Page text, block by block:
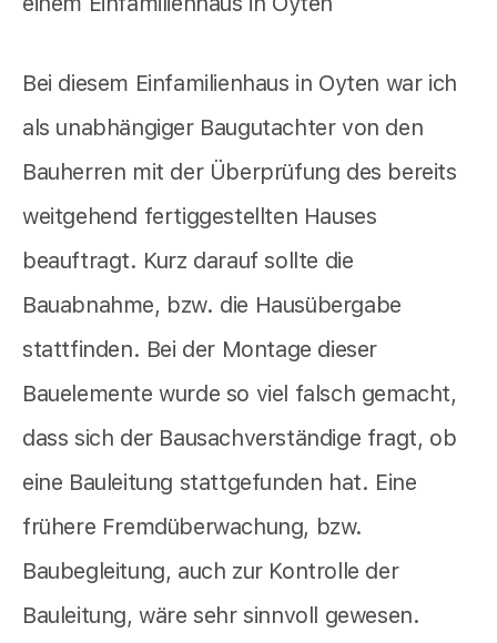
Bei diesem Einfamilienhaus in Oyten war ich
als unabhängiger Baugutachter von den
Bauherren mit der Überprüfung des bereits
weitgehend fertiggestellten Hauses
beauftragt. Kurz darauf sollte die
Bauabnahme, bzw. die Hausübergabe
stattfinden. Bei der Montage dieser
Bauelemente wurde so viel falsch gemacht,
dass sich der Bausachverständige fragt, ob
eine Bauleitung stattgefunden hat. Eine
frühere Fremdüberwachung, bzw.
Baubegleitung, auch zur Kontrolle der
Bauleitung, wäre sehr sinnvoll gewesen.